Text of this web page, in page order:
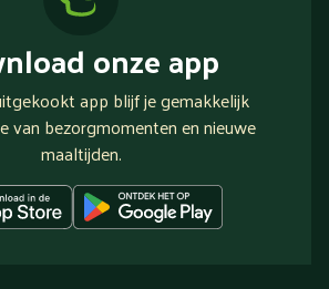
onze app
app blijf je gemakkelijk
van bezorgmomenten en nieuwe
maaltijden.